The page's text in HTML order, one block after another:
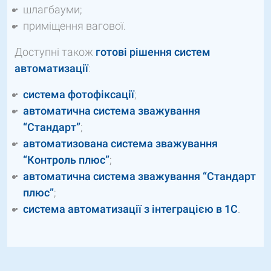
шлагбауми;
приміщення вагової.
Доступні також готові рішення систем
автоматизації:
система фотофіксації;
автоматична система зважування
“Стандарт”;
автоматизована система зважування
“Контроль плюс”;
автоматична система зважування “Стандарт
плюс”;
система автоматизації з інтеграцією в 1С